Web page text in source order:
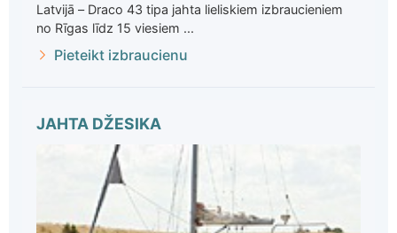
Latvijā – Draco 43 tipa jahta lieliskiem izbraucieniem
no Rīgas līdz 15 viesiem ...
Pieteikt izbraucienu
JAHTA DŽESIKA